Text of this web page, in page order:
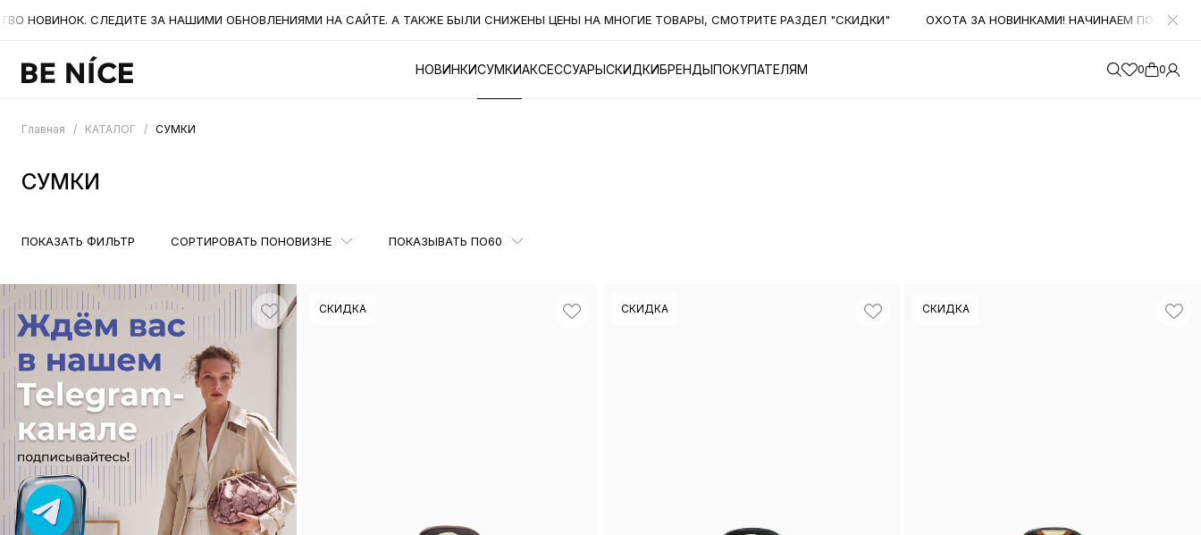
ЗА НАШИМИ ОБНОВЛЕНИЯМИ НА САЙТЕ. А ТАКЖЕ БЫЛИ СНИЖЕНЫ ЦЕНЫ НА МНОГИЕ ТОВАРЫ, СМОТРИТЕ РАЗДЕЛ "СКИДКИ" ОХОТА ЗА НОВИНКАМИ! НАЧИНАЕМ ПОЛУЧАТЬ БОЛЬШОЕ
НОВИНКИСУМКИАКСЕССУАРЫСКИДКИБРЕНДЫПОКУПАТЕЛЯМ 0 0
Главная / КАТАЛОГ / СУМКИ
СУМКИ
ПОКАЗАТЬ ФИЛЬТР СОРТИРОВАТЬ ПОНОВИЗНЕ ПОКАЗЫВАТЬ ПО60
СКИДКА СКИДКА СКИДКА